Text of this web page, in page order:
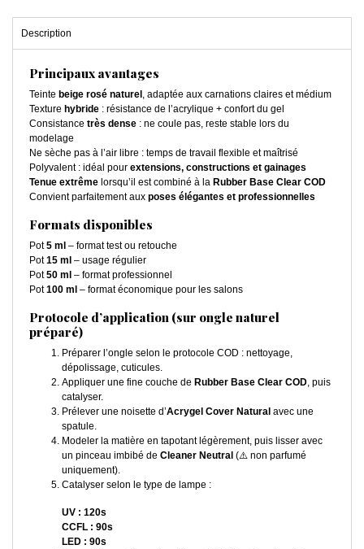
Description
Principaux avantages
Teinte beige rosé naturel , adaptée aux carnations claires et médium
Texture hybride : résistance de l’acrylique + confort du gel
Consistance très dense : ne coule pas, reste stable lors du
modelage
Ne sèche pas à l’air libre : temps de travail flexible et maîtrisé
Polyvalent : idéal pour extensions, constructions et gainages
Tenue extrême lorsqu’il est combiné à la Rubber Base Clear COD
Convient parfaitement aux poses élégantes et professionnelles
Formats disponibles
Pot5 ml – format test ou retouche
Pot15 ml – usage régulier
Pot50 ml – format professionnel
Pot100 ml – format économique pour les salons
Protocole d’application (sur ongle naturel
préparé)
Préparer l’ongle selon le protocole COD : nettoyage,
dépolissage, cuticules.
Appliquer une fine couche de Rubber Base Clear COD, puis
catalyser.
Prélever une noisette d’Acrygel Cover Natural avec une
spatule.
Modeler la matière en tapotant légèrement, puis lisser avec
un pinceau imbibé de Cleaner Neutral (⚠️ non parfumé
uniquement).
Catalyser selon le type de lampe :
UV : 120s
CCFL : 90s
LED : 90s